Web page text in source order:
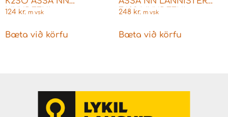
MYNDEFNI
124 kr. m vsk
Bæta við körfu
F603 MYNDEFNI
248 kr. m vsk
Bæta við körfu